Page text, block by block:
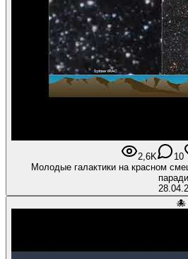
2,6K 10
Молодые галактики на красном
🐙